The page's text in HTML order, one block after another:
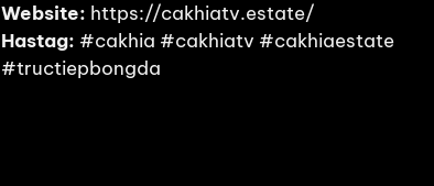
Website: https://cakhiatv.estate/
Hastag: #cakhia #cakhiatv #cakhiaestate
#tructiepbongda